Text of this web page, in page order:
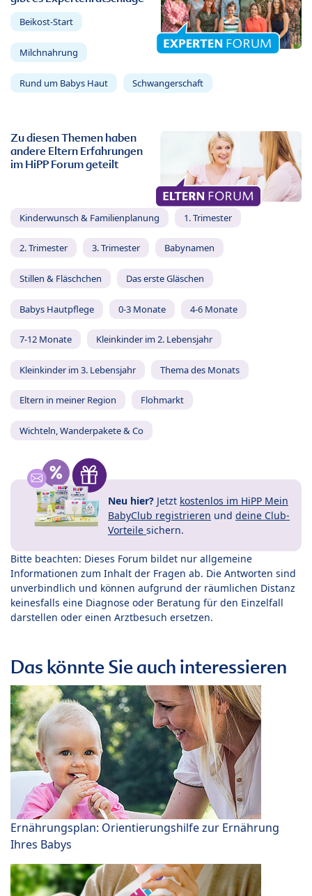
Beikost-Start
Milchnahrung
Rund um Babys Haut Schwangerschaft
Zu diesen Themen haben
andere Eltern Erfahrungen
im HiPP Forum geteilt
Kinderwunsch & Familienplanung 1. Trimester
2. Trimester 3. Trimester Babynamen
Stillen & Fläschchen Das erste Gläschen
Babys Hautpflege 0-3 Monate 4-6 Monate
7-12 Monate Kleinkinder im 2. Lebensjahr
Kleinkinder im 3. Lebensjahr Thema des Monats
Eltern in meiner Region Flohmarkt
Wichteln, Wanderpakete & Co
Neu hier? Jetzt kostenlos im HiPP Mein
BabyClub registrieren und deine Club-
Vorteile sichern.
Bitte beachten: Dieses Forum bildet nur allgemeine
Informationen zum Inhalt der Fragen ab. Die Antworten sind
unverbindlich und können aufgrund der räumlichen Distanz
keinesfalls eine Diagnose oder Beratung für den Einzelfall
darstellen oder einen Arztbesuch ersetzen.
Das könnte Sie auch interessieren
Ernährungsplan: Orientierungshilfe zur Ernährung
Ihres Babys